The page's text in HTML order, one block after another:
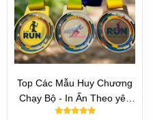
Top Các Mẫu Huy Chương
Chạy Bộ - In Ấn Theo yêu
Cầu